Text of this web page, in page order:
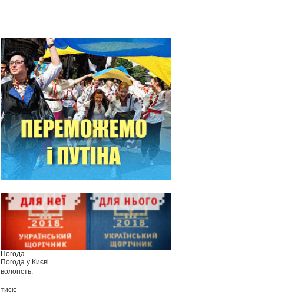
Погода
Погода у Києві
вологість:
тиск: